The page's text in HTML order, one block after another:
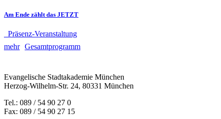
Am Ende zählt das JETZT
Präsenz-Veranstaltung
mehr Gesamtprogramm
Evangelische Stadtakademie München
Herzog-Wilhelm-Str. 24, 80331 München
Tel.: 089 / 54 90 27 0
Fax: 089 / 54 90 27 15